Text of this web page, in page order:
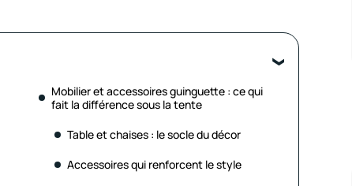
Mobilier et accessoires guinguette : ce qui
fait la différence sous la tente
Table et chaises : le socle du décor
Accessoires qui renforcent le style